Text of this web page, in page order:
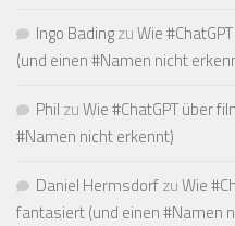
Ingo BadingzuWie
(und einen #Namen nicht
Phil zuWie #ChatGPT über
#Namen nicht erkennt)
Daniel HermsdorfzuWie
fantasiert (und einen #Namen